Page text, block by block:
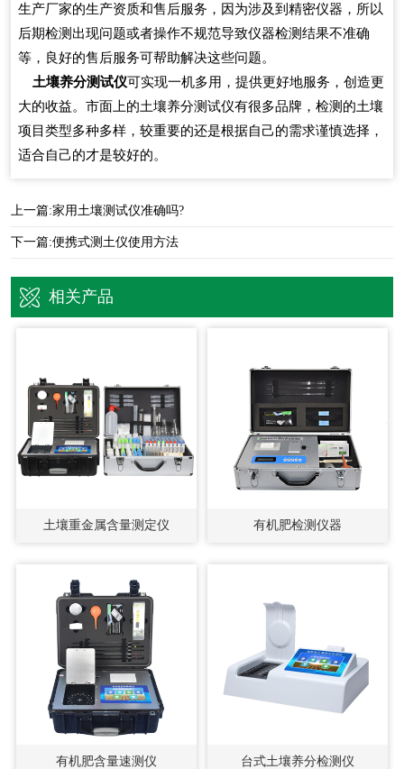
生产厂家的生产资质和售后服务，因为涉及到精密仪器，所以
后期检测出现问题或者操作不规范导致仪器检测结果不准确
等，良好的售后服务可帮助解决这些问题。
土壤养分测试仪可实现一机多用，提供更好地服务，创造更
大的收益。市面上的土壤养分测试仪有很多品牌，检测的土壤
项目类型多种多样，较重要的还是根据自己的需求谨慎选择，
适合自己的才是较好的。
上一篇:家用土壤测试仪准确吗?
下一篇:便携式测土仪使用方法
相关产品
土壤重金属含量测定仪 有机肥检测仪器
有机肥含量速测仪 台式土壤养分检测仪